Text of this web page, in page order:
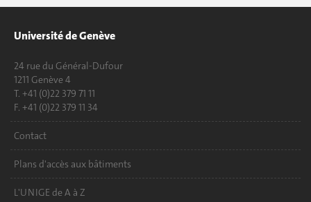
Université de Genève
24 rue du Général-Dufour
1211 Genève 4
T. +41 (0)22 379 71 11
F. +41 (0)22 379 11 34
Contact
Plans d'accès aux bâtiments
L'UNIGE de A à Z